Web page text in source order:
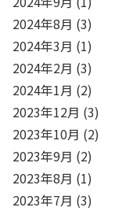
2024年8月 (3)
2024年3月 (1)
2024年2月 (3)
2024年1月 (2)
2023年12月 (3)
2023年10月 (2)
2023年9月 (2)
2023年8月 (1)
2023年7月 (3)